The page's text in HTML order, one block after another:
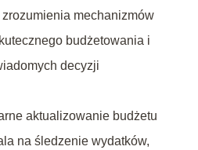
zrozumienia mechanizmów
budżetowania i
decyzji
aktualizowanie budżetu
na śledzenie wydatków,